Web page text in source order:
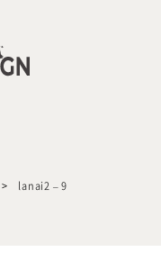
lanai2 – 9